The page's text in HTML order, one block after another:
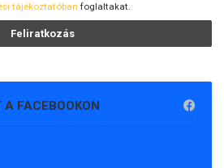
tájékoztatóban foglaltakat.
A FACEBOOKON